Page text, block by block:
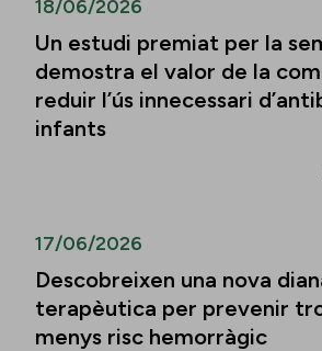
18/06/2026
Un estudi premiat per la
demostra el valor de la
reduir l’ús innecessari
infants
17/06/2026
Descobreixen una nova
terapèutica per prevenir
menys risc hemorràgic